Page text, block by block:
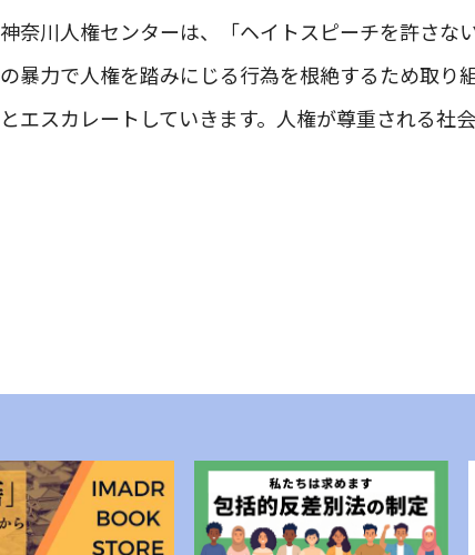
神奈川人権センターは、「ヘイトスピーチを許さ
の暴力で人権を踏みにじる行為を根絶するため取り
とエスカレートしていきます。人権が尊重される社